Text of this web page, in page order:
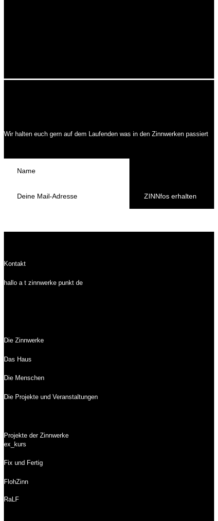
Wir halten euch gern auf dem Laufenden was in den Zinnwerken passiert
ZINNfos erhalten
Kontakt
hallo a t zinnwerke punkt de
Die Zinnwerke
Das Haus
Die Menschen
Die Projekte und Veranstaltungen
Projekte der Zinnwerke
ex_kurs
Fix und Fertig
FlohZinn
RaLF